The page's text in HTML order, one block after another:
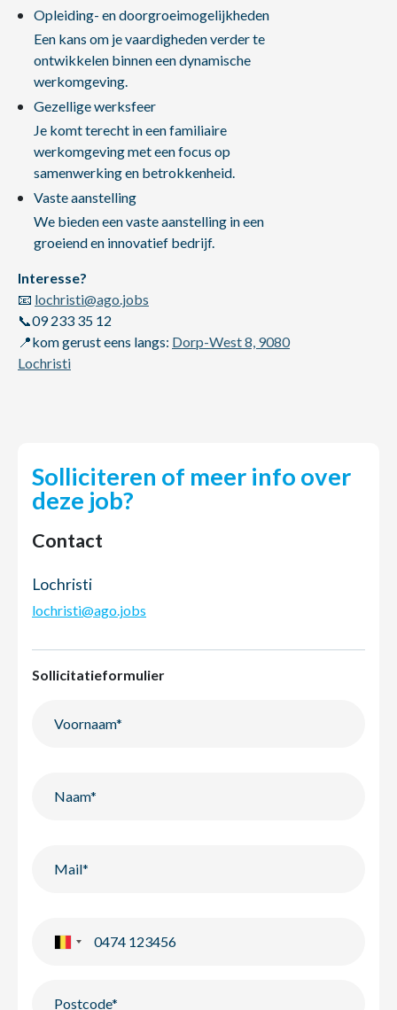
Opleiding- en doorgroeimogelijkheden
Een kans om je vaardigheden verder te
ontwikkelen binnen een dynamische
werkomgeving.
Gezellige werksfeer
Je komt terecht in een familiaire
werkomgeving met een focus op
samenwerking en betrokkenheid.
Vaste aanstelling
We bieden een vaste aanstelling in een
groeiend en innovatief bedrijf.
Interesse?
📧 lochristi@ago.jobs
📞09 233 35 12
📍kom gerust eens langs: Dorp-West 8, 9080
Lochristi
Solliciteren of meer info over
deze job?
Contact
Lochristi
lochristi@ago.jobs
Sollicitatieformulier